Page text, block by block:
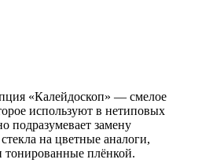
«Калейдоскоп» — смелое
используют в нетиповых
подразумевает замену
на цветные аналоги,
тонированные плёнкой.